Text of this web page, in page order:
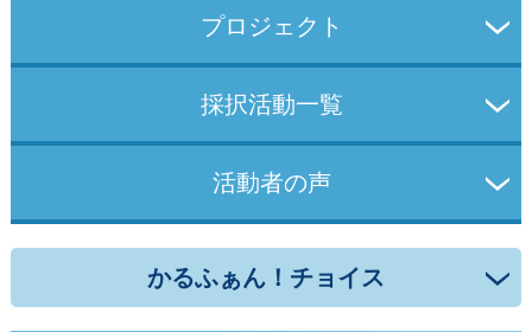
プロジェクト
採択活動一覧
活動者の声
かるふぁん！チョイス